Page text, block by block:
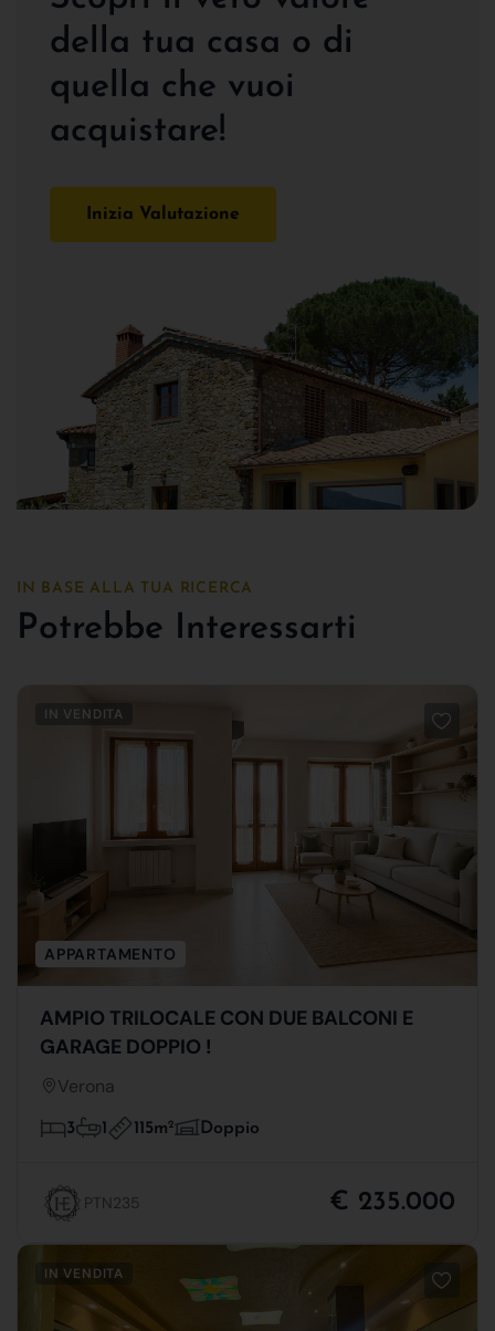
della tua casa o di
quella che vuoi
acquistare!
Inizia Valutazione
IN BASE ALLA TUA RICERCA
Potrebbe Interessarti
IN VENDITA
APPARTAMENTO
AMPIO TRILOCALE CON DUE BALCONI E
GARAGE DOPPIO !
Verona
3 1 115m2 Doppio
PTN235 € 235.000
IN VENDITA